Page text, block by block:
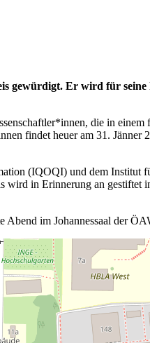
gewürdigt. Er wird für
die in
findet heuer am 31.
(IQOQI) und dem Institut
in Erinnerung an gestiftet
Abend im Johannessaal der